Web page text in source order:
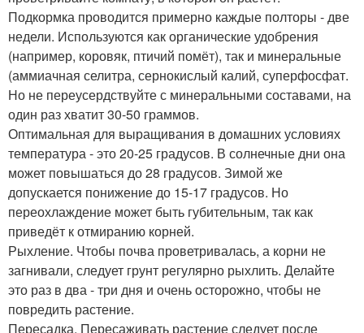
Подкормка проводится примерно каждые полторы - две
недели. Используются как органические удобрения
(например, коровяк, птичий помёт), так и минеральные
(аммиачная селитра, сернокислый калий, суперфосфат.
Но не переусердствуйте с минеральными составами, на
один раз хватит 30-50 граммов.
Оптимальная для выращивания в домашних условиях
температура - это 20-25 градусов. В солнечные дни она
может повышаться до 28 градусов. Зимой же
допускается понижение до 15-17 градусов. Но
переохлаждение может быть губительным, так как
приведёт к отмиранию корней.
Рыхление. Чтобы почва проветривалась, а корни не
загнивали, следует грунт регулярно рыхлить. Делайте
это раз в два - три дня и очень осторожно, чтобы не
повредить растение.
Пересадка. Пересаживать растение следует после